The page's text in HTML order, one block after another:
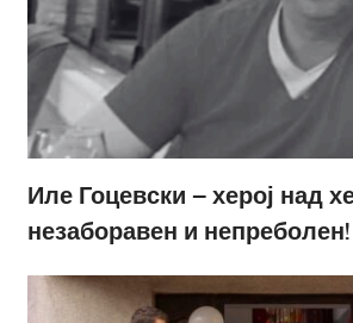
Иле Гоцевски – херој над
незаборавен и непреболен!